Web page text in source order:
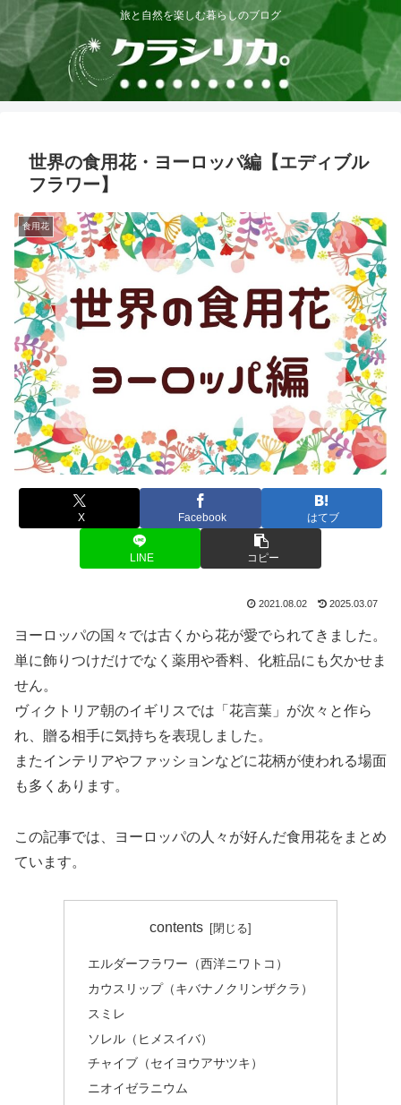
旅と自然を楽しむ暮らしのブログ
世界の食用花・ヨーロッパ編【エディブル
フラワー】
食用花
X Facebook はてブ
LINE コピー
2021.08.02 2025.03.07
ヨーロッパの国々では古くから花が愛でられてきました。
単に飾りつけだけでなく薬用や香料、化粧品にも欠かせま
せん。
ヴィクトリア朝のイギリスでは「花言葉」が次々と作ら
れ、贈る相手に気持ちを表現しました。
またインテリアやファッションなどに花柄が使われる場面
も多くあります。
この記事では、ヨーロッパの人々が好んだ食用花をまとめ
ています。
contents
エルダーフラワー（西洋ニワトコ）
カウスリップ（キバナノクリンザクラ）
スミレ
ソレル（ヒメスイバ）
チャイブ（セイヨウアサツキ）
ニオイゼラニウム